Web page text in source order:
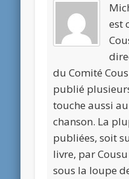
est
du Comité
publié
touche aussi
chanson. La
publiées, soit
livre, par
sous la loupe